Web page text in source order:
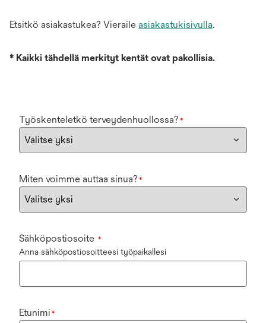
Etsitkö asiakastukea? Vieraile asiakastukisivulla.
* Kaikki tähdellä merkityt kentät ovat pakollisia.
Työskenteletkö terveydenhuollossa? *
Miten voimme auttaa sinua? *
Sähköpostiosoite *
Anna sähköpostiosoitteesi työpaikallesi
Etunimi *